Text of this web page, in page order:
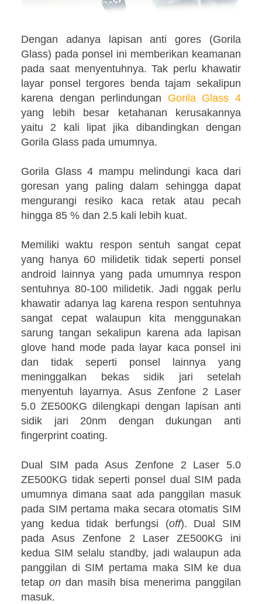
Dengan adanya lapisan anti gores (Gorila
Glass) pada ponsel ini memberikan keamanan
pada saat menyentuhnya. Tak perlu khawatir
layar ponsel tergores benda tajam sekalipun
karena dengan perlindungan Gorila Glass 4
yang lebih besar ketahanan kerusakannya
yaitu 2 kali lipat jika dibandingkan dengan
Gorila Glass pada umumnya.
Gorila Glass 4 mampu melindungi kaca dari
goresan yang paling dalam sehingga dapat
mengurangi resiko kaca retak atau pecah
hingga 85 % dan 2.5 kali lebih kuat.
Memiliki waktu respon sentuh sangat cepat
yang hanya 60 milidetik tidak seperti ponsel
android lainnya yang pada umumnya respon
sentuhnya 80-100 milidetik. Jadi nggak perlu
khawatir adanya lag karena respon sentuhnya
sangat cepat walaupun kita menggunakan
sarung tangan sekalipun karena ada lapisan
glove hand mode pada layar kaca ponsel ini
dan tidak seperti ponsel lainnya yang
meninggalkan bekas sidik jari setelah
menyentuh layarnya. Asus Zenfone 2 Laser
5.0 ZE500KG dilengkapi dengan lapisan anti
sidik jari 20nm dengan dukungan anti
fingerprint coating.
Dual SIM pada Asus Zenfone 2 Laser 5.0
ZE500KG tidak seperti ponsel dual SIM pada
umumnya dimana saat ada panggilan masuk
pada SIM pertama maka secara otomatis SIM
yang kedua tidak berfungsi (off). Dual SIM
pada Asus Zenfone 2 Laser ZE500KG ini
kedua SIM selalu standby, jadi walaupun ada
panggilan di SIM pertama maka SIM ke dua
tetap ondan masih bisa menerima panggilan
masuk.